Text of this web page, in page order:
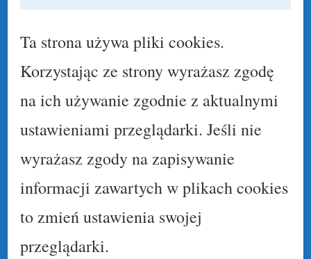
Ta strona używa pliki cookies.
Korzystając ze strony wyrażasz zgodę
na ich używanie zgodnie z aktualnymi
ustawieniami przeglądarki. Jeśli nie
wyrażasz zgody na zapisywanie
informacji zawartych w plikach cookies
to zmień ustawienia swojej
przeglądarki.